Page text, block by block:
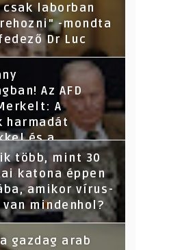
csak laborban
-mondta
Dr Luc
Az AFD
A
harmadát
és a
megsértve
ki az adatok
több, mint 30
katona éppen
amikor vírus-
mindenhol?
gazdag arab